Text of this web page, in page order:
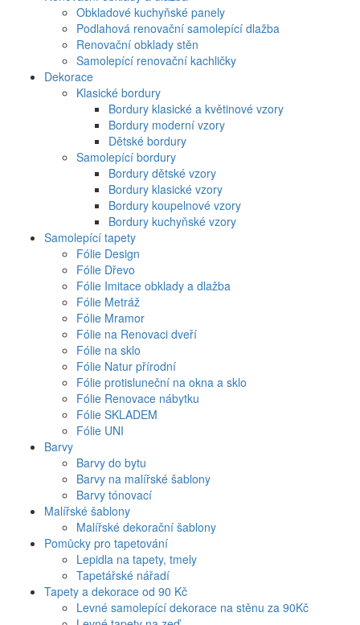
Obkladové kuchyňské panely
Podlahová renovační samolepící dlažba
Renovační obklady stěn
Samolepící renovační kachličky
Dekorace
Klasické bordury
Bordury klasické a květinové vzory
Bordury moderní vzory
Dětské bordury
Samolepící bordury
Bordury dětské vzory
Bordury klasické vzory
Bordury koupelnové vzory
Bordury kuchyňské vzory
Samolepící tapety
Fólie Design
Fólie Dřevo
Fólie Imitace obklady a dlažba
Fólie Metráž
Fólie Mramor
Fólie na Renovaci dveří
Fólie na sklo
Fólie Natur přírodní
Fólie protisluneční na okna a sklo
Fólie Renovace nábytku
Fólie SKLADEM
Fólie UNI
Barvy
Barvy do bytu
Barvy na malířské šablony
Barvy tónovací
Malířské šablony
Malířské dekorační šablony
Pomůcky pro tapetování
Lepidla na tapety, tmely
Tapetářské nářadí
Tapety a dekorace od 90 Kč
Levné samolepící dekorace na stěnu za 90Kč